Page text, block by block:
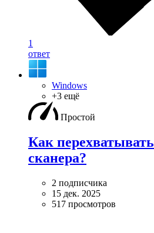
1
ответ
Windows
+3 ещё
Простой
Как
сканера?
2 подписчика
15 дек. 2025
517 просмотров